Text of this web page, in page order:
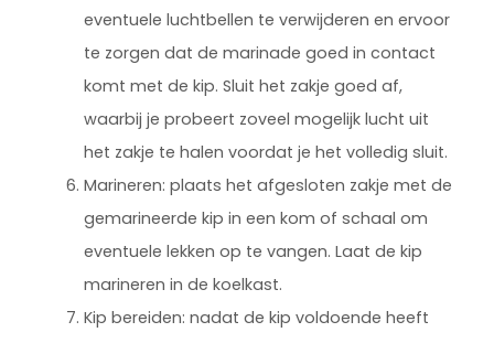
eventuele luchtbellen te verwijderen en ervoor
te zorgen dat de marinade goed in contact
komt met de kip. Sluit het zakje goed af,
waarbij je probeert zoveel mogelijk lucht uit
het zakje te halen voordat je het volledig sluit.
Marineren: plaats het afgesloten zakje met de
gemarineerde kip in een kom of schaal om
eventuele lekken op te vangen. Laat de kip
marineren in de koelkast.
Kip bereiden: nadat de kip voldoende heeft